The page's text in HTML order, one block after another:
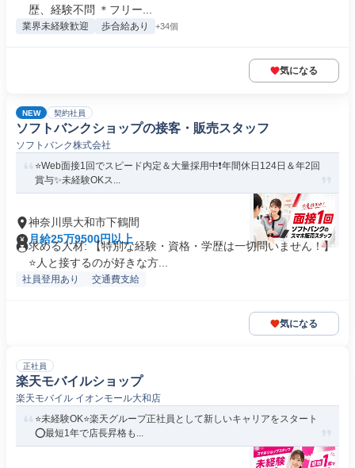
歴、経験不問 ＊フリー...
業界未経験歓迎 歩合給あり +34個
気になる
NEW 契約社員
ソフトバンクショップの接客・販売スタッフ
ソフトバンク株式会社
⭐️Web面接1回でスピード内定＆大量採用中❗️年間休日124日＆年2回
賞与✨未経験OKス...
神奈川県大和市下鶴間
月給25万9500円以上
求める人材: 【特別な経験・資格・学歴は一切問いません！】
⭐人と接するのが好きな方...
社員登用あり 交通費支給
気になる
正社員
楽天モバイルショップ
楽天モバイル イオンモール大和店
⭐️未経験OK⭐️楽天グループ正社員として新しいキャリアをスタート
⭕️最短1年で店長昇格も...